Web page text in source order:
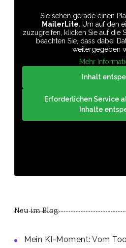
Sie sehen gerade einen
MailerLite . Um auf den
zuzugreifen, klicken Sie auf die
beachten Sie, dass dabei
weitergegeben
Mehr
Inhalt
Erforderlichen Service
Inhalte
Neu im Blog:
Mein KI-Moment: Vom